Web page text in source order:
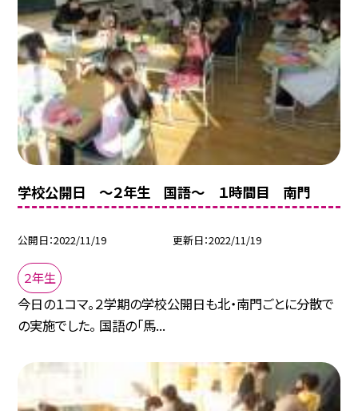
学校公開日 〜２年生 国語〜 １時間目 南門
公開日 2022/11/19 更新日 2022/11/19
２年生
今日の１コマ。２学期の学校公開日も北・南門ごとに分散で
の実施でした。 国語の「馬...